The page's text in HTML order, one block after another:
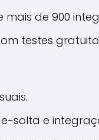
mais de 900
testes
solta e